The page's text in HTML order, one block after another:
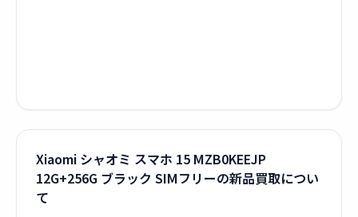
Xiaomi シャオミ スマホ 15 MZB0KEEJP
12G+256G ブラック SIMフリーの新品買取につい
て